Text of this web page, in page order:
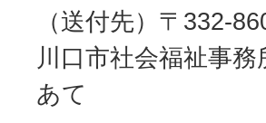
（送付先）〒332-
川口市社会福祉事
あて